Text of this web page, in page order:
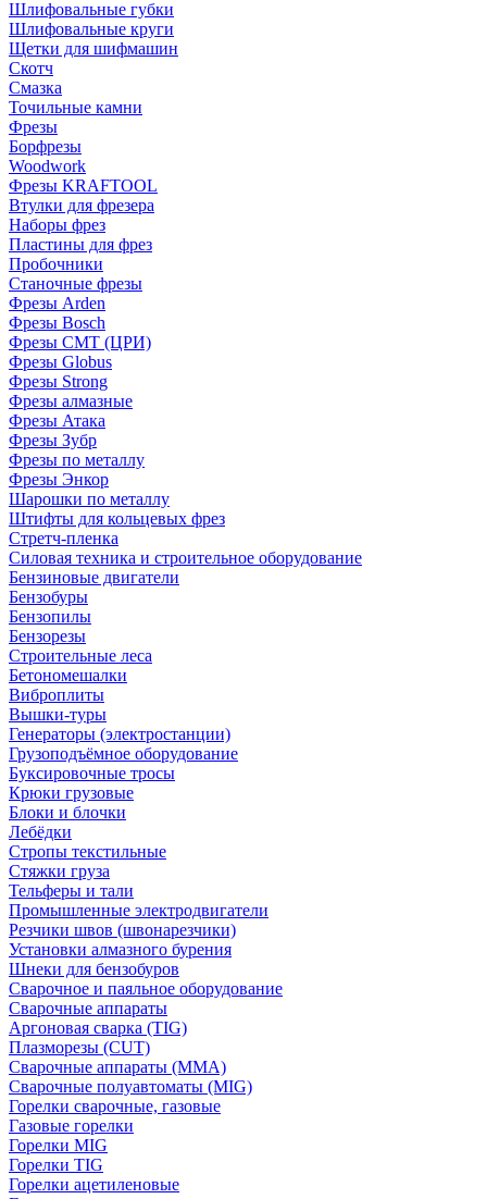
Шлифовальные губки
Шлифовальные круги
Щетки для шифмашин
Скотч
Смазка
Точильные камни
Фрезы
Борфрезы
Woodwork
Фрезы KRAFTOOL
Втулки для фрезера
Наборы фрез
Пластины для фрез
Пробочники
Станочные фрезы
Фрезы Arden
Фрезы Bosch
Фрезы CMT (ЦРИ)
Фрезы Globus
Фрезы Strong
Фрезы алмазные
Фрезы Атака
Фрезы Зубр
Фрезы по металлу
Фрезы Энкор
Шарошки по металлу
Штифты для кольцевых фрез
Стретч-пленка
Силовая техника и строительное оборудование
Бензиновые двигатели
Бензобуры
Бензопилы
Бензорезы
Строительные леса
Бетономешалки
Виброплиты
Вышки-туры
Генераторы (электростанции)
Грузоподъёмное оборудование
Буксировочные тросы
Крюки грузовые
Блоки и блочки
Лебёдки
Стропы текстильные
Стяжки груза
Тельферы и тали
Промышленные электродвигатели
Резчики швов (швонарезчики)
Установки алмазного бурения
Шнеки для бензобуров
Сварочное и паяльное оборудование
Сварочные аппараты
Аргоновая сварка (TIG)
Плазморезы (CUT)
Сварочные аппараты (MMA)
Сварочные полуавтоматы (MIG)
Горелки сварочные, газовые
Газовые горелки
Горелки MIG
Горелки TIG
Горелки ацетиленовые